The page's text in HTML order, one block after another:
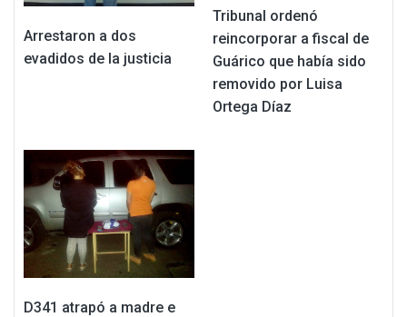
Arrestaron a dos
evadidos de la justicia
Tribunal ordenó
reincorporar a fiscal de
Guárico que había sido
removido por Luisa
Ortega Díaz
D341 atrapó a madre e